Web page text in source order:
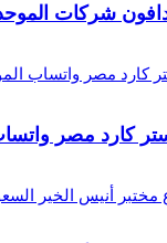
شركات الموحد
واتساب الموحد المجاني